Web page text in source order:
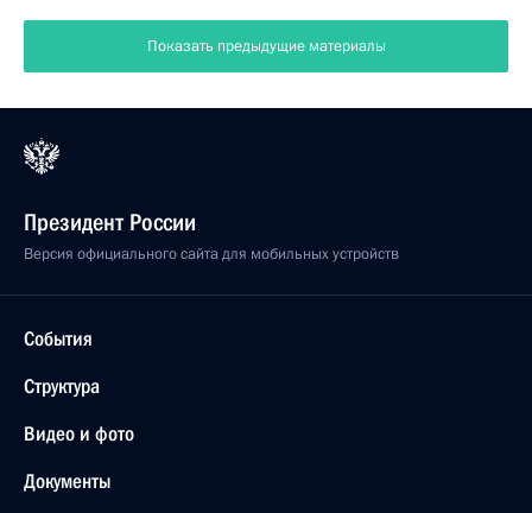
Показать предыдущие материалы
Президент России
Версия официального сайта для мобильных устройств
События
Структура
Видео и фото
Документы